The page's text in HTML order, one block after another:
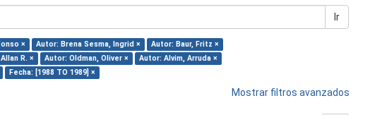
Ir
× Autor: Brena Sesma, Ingrid ×
Autor: Baur, Fritz ×
R. × Autor: Oldman, Oliver ×
Autor: Alvim, Arruda ×
Fecha: [1988 TO 1989] ×
Mostrar filtros avanzados